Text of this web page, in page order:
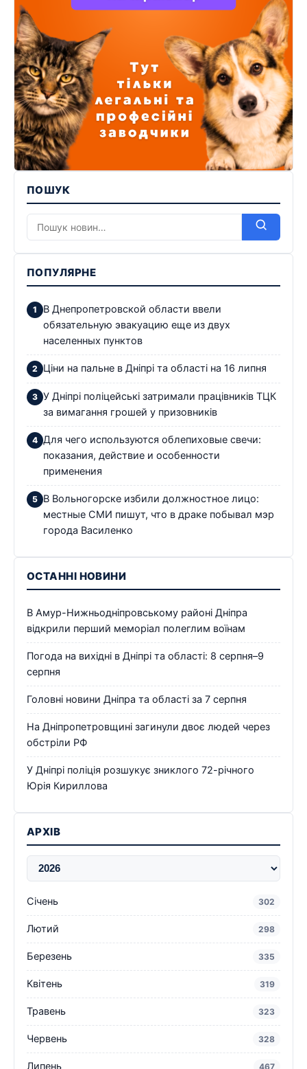
ПОШУК
ПОПУЛЯРНЕ
В Днепропетровской области ввели
обязательную эвакуацию еще из двух
населенных пунктов
Ціни на пальне в Дніпрі та області на 16 липня
У Дніпрі поліцейські затримали працівників ТЦК
за вимагання грошей у призовників
Для чего используются облепиховые свечи:
показания, действие и особенности
применения
В Вольногорске избили должностное лицо:
местные СМИ пишут, что в драке побывал мэр
города Василенко
ОСТАННІ НОВИНИ
В Амур-Нижньодніпровському районі Дніпра
відкрили перший меморіал полеглим воїнам
Погода на вихідні в Дніпрі та області: 8 серпня–9
серпня
Головні новини Дніпра та області за 7 серпня
На Дніпропетровщині загинули двоє людей через
обстріли РФ
У Дніпрі поліція розшукує зниклого 72-річного
Юрія Кириллова
АРХІВ
Січень 302
Лютий 298
Березень 335
Квітень 319
Травень 323
Червень 328
Липень 467